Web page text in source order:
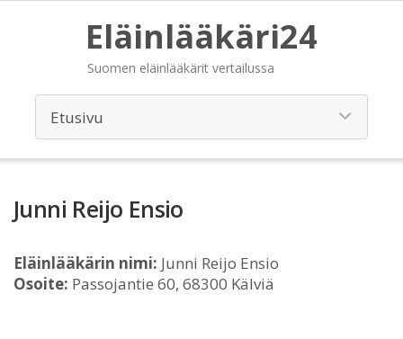
Eläinlääkäri24
Suomen eläinlääkärit vertailussa
Junni Reijo Ensio
Eläinlääkärin nimi: Junni Reijo Ensio
Osoite: Passojantie 60, 68300 Kälviä